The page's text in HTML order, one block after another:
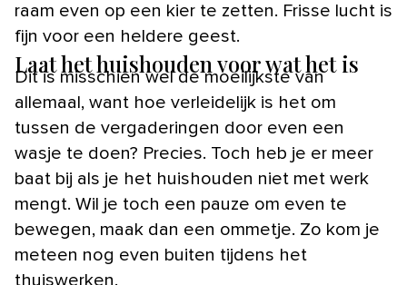
raam even op een kier te zetten. Frisse lucht is
fijn voor een heldere geest.
Laat het huishouden voor wat het is
Dit is misschien wel de moeilijkste van
allemaal, want hoe verleidelijk is het om
tussen de vergaderingen door even een
wasje te doen? Precies. Toch heb je er meer
baat bij als je het huishouden niet met werk
mengt. Wil je toch een pauze om even te
bewegen, maak dan een ommetje. Zo kom je
meteen nog even buiten tijdens het
thuiswerken.